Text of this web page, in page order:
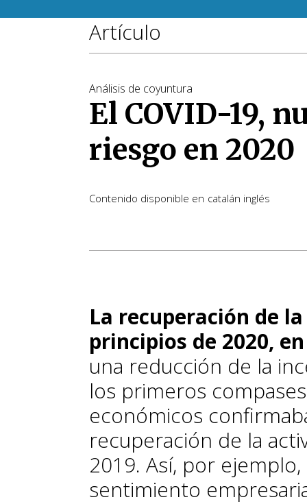
Artículo
Análisis de coyuntura
El COVID-19,
riesgo en 2020
Contenido disponible en catalán inglés
La recuperación de
principios de 2020,
una reducción de la
los primeros
económicos
recuperación de la
2019. Así, por
sentimiento